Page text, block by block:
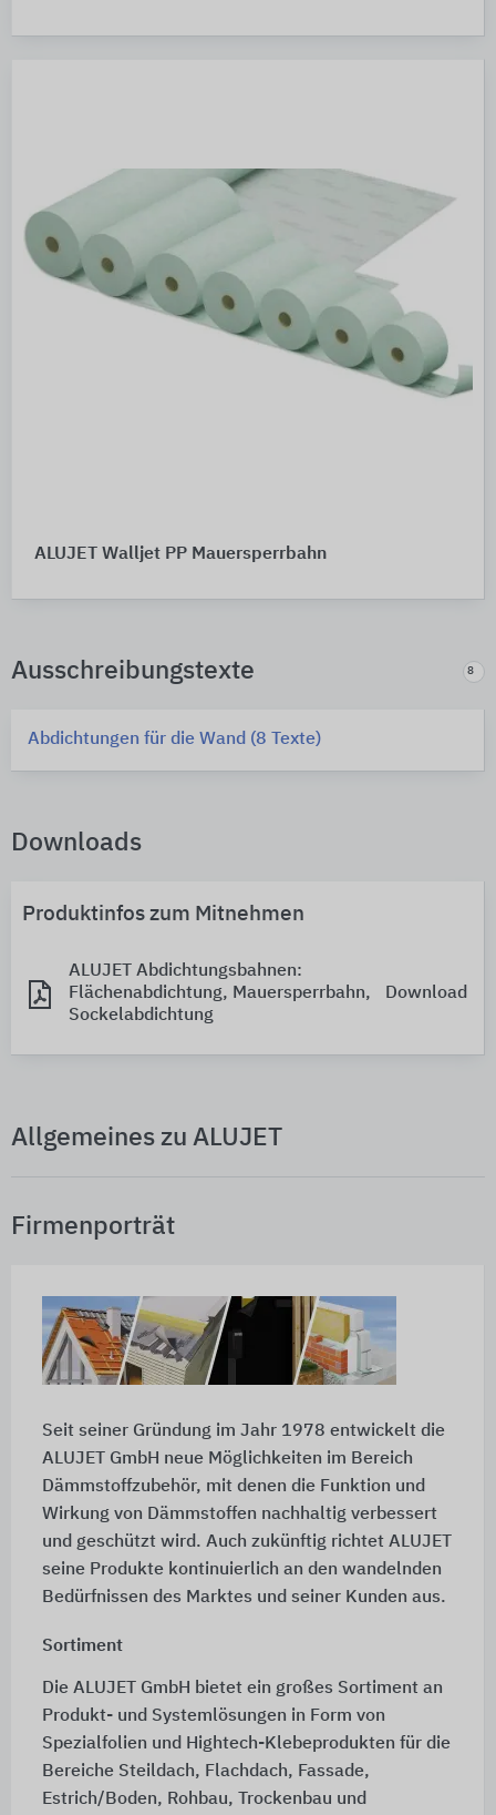
ALUJET Walljet PP Mauersperrbahn
Ausschreibungstexte 8
Abdichtungen für die Wand (8 Texte)
Downloads
Produktinfos zum Mitnehmen
ALUJET Abdichtungsbahnen:
Flächenabdichtung, Mauersperrbahn,
Sockelabdichtung
Download
Allgemeines zu ALUJET
Firmenporträt
Seit seiner Gründung im Jahr 1978 entwickelt die
ALUJET GmbH neue Möglichkeiten im Bereich
Dämmstoffzubehör, mit denen die Funktion und
Wirkung von Dämmstoffen nachhaltig verbessert
und geschützt wird. Auch zukünftig richtet ALUJET
seine Produkte kontinuierlich an den wandelnden
Bedürfnissen des Marktes und seiner Kunden aus.
Sortiment
Die ALUJET GmbH bietet ein großes Sortiment an
Produkt- und Systemlösungen in Form von
Spezialfolien und Hightech-Klebeprodukten für die
Bereiche Steildach, Flachdach, Fassade,
Estrich/Boden, Rohbau, Trockenbau und